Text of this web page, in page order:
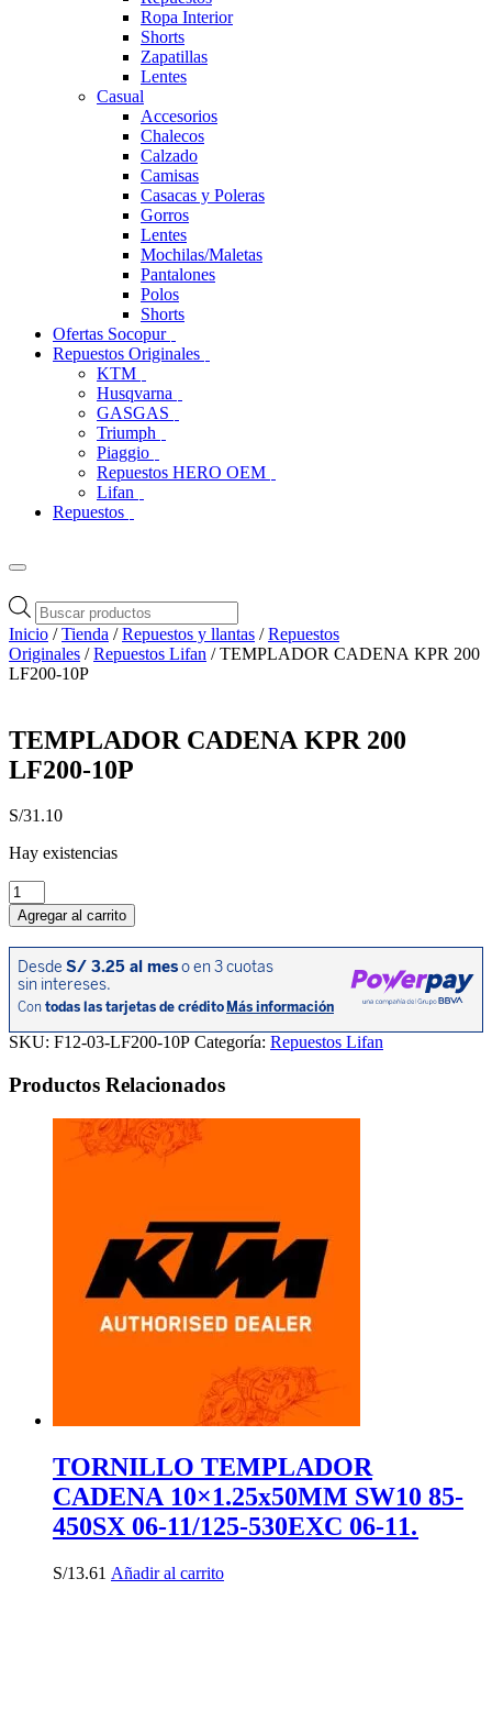
Ropa Interior
Shorts
Zapatillas
Lentes
Casual
Accesorios
Chalecos
Calzado
Camisas
Casacas y Poleras
Gorros
Lentes
Mochilas/Maletas
Pantalones
Polos
Shorts
Ofertas Socopur
Repuestos Originales
KTM
Husqvarna
GASGAS
Triumph
Piaggio
Repuestos HERO OEM
Lifan
Repuestos
Búsqueda
de
productos
Inicio /Tienda /Repuestos y llantas /Repuestos
Originales /Repuestos Lifan / TEMPLADOR CADENA KPR 200
LF200-10P
TEMPLADOR CADENA KPR 200
LF200-10P
S/31.10
Hay existencias
TEMPLADOR
CADENA
KPR
200
LF200-
10P
cantidad
Agregar al carrito
SKU: F12-03-LF200-10P Categoría: Repuestos Lifan
Productos Relacionados
TORNILLO TEMPLADOR
CADENA 10×1.25x50MM SW10 85-
450SX 06-11/125-530EXC 06-11.
S/13.61 Añadir al carrito